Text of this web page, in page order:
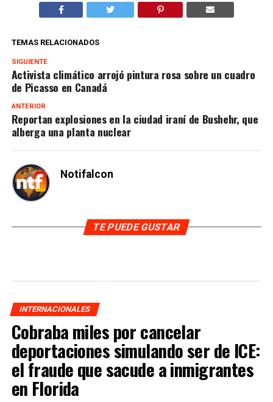
TEMAS RELACIONADOS
SIGUIENTE
Activista climático arrojó pintura rosa sobre un cuadro
de Picasso en Canadá
ANTERIOR
Reportan explosiones en la ciudad iraní de Bushehr, que
alberga una planta nuclear
Notifalcon
TE PUEDE GUSTAR
INTERNACIONALES
Cobraba miles por cancelar
deportaciones simulando ser de ICE:
el fraude que sacude a inmigrantes
en Florida